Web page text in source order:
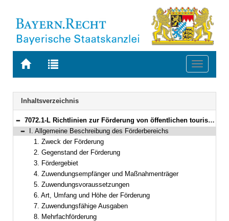
Zur
BAYERN.RECHT
Zur
letzten
Suche
Toggle
Navigation
Inhaltsverzeichnis
Bereich reduzieren
7072.1-L Richtlinien zur Förderung von öffentlichen touristischen Infrastruktureinrichtungen (RÖFE) Bekanntmachung des Bayerischen Staatsministeriums für Wirtschaft, Landesentwicklung und Energie vom 22. Juni 2022, Az. 73-3360/10/10 (BayMBl. Nr. 403)
Bereich reduzieren
I. Allgemeine Beschreibung des Förderbereichs
1. Zweck der Förderung
2. Gegenstand der Förderung
3. Fördergebiet
4. Zuwendungsempfänger und Maßnahmenträger
5. Zuwendungsvoraussetzungen
6. Art, Umfang und Höhe der Förderung
7. Zuwendungsfähige Ausgaben
8. Mehrfachförderung